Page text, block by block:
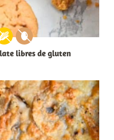
libres de gluten